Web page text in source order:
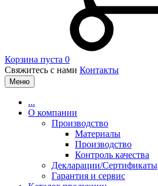
Корзина пуста 0
Свяжитесь с нами Контакты
Меню
...
О компании
Производство
Материалы
Производство
Контроль качества
Декларации/Сертификаты
Гарантия и сервис